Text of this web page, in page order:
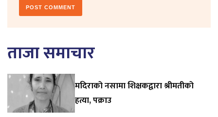
ताजा समाचार
मदिराको नसामा शिक्षकद्वारा श्रीमतीको
हत्या, पक्राउ